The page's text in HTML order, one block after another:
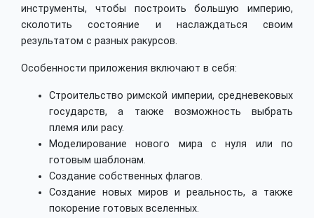
инструменты, чтобы построить большую империю,
сколотить состояние и наслаждаться своим
результатом с разных ракурсов.
Особенности приложения включают в себя:
Строительство римской империи, средневековых
государств, а также возможность выбрать
племя или расу.
Моделирование нового мира с нуля или по
готовым шаблонам.
Создание собственных флагов.
Создание новых миров и реальность, а также
покорение готовых вселенных.